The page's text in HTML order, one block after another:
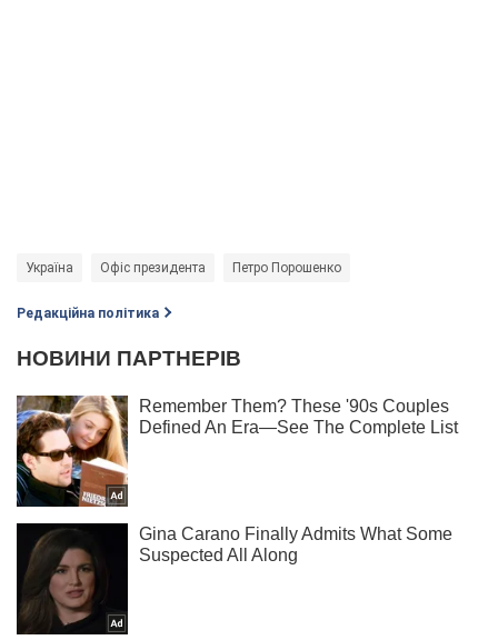
Україна Офіс президента Петро Порошенко
Редакційна політика